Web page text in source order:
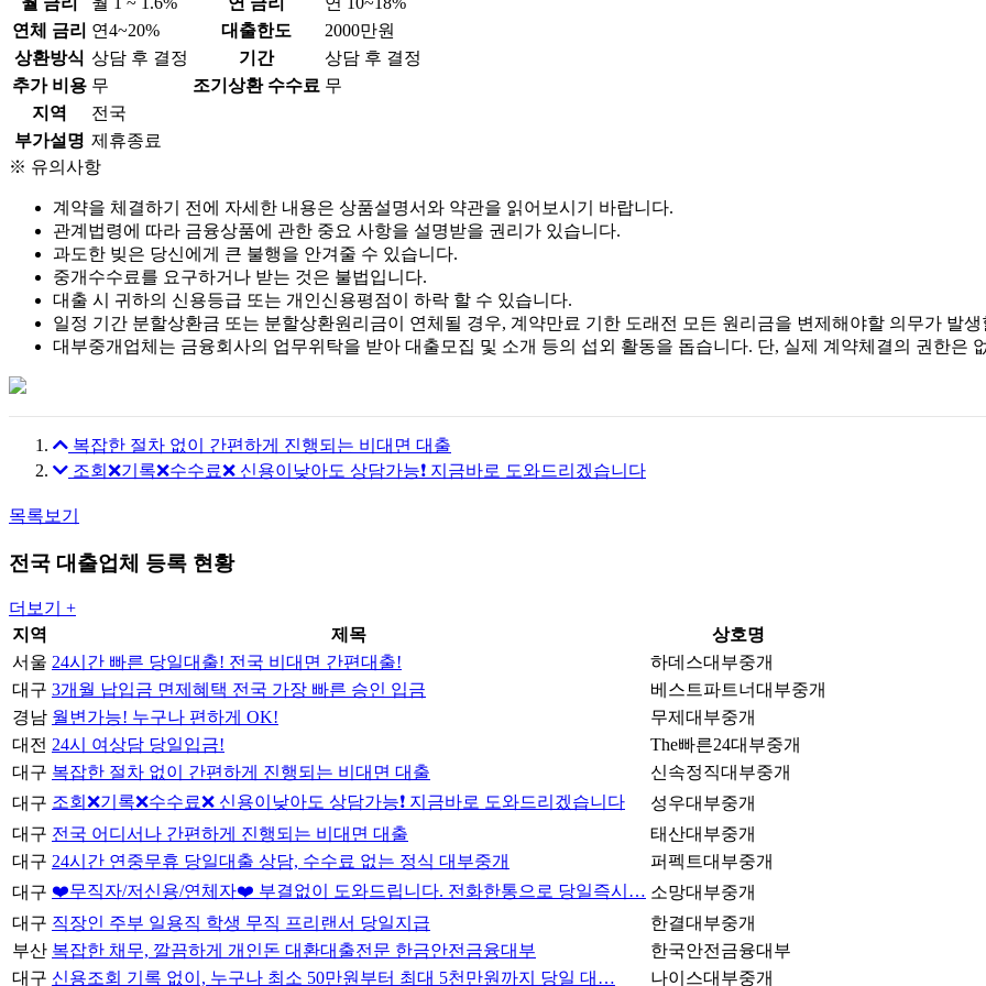
연체 금리 연4~20% 대출한도
2000만원
상환방식 상담 후 결정 기간
상담 후 결정
추가 비용 무 조기상환 수수료 무
지역
전국
부가설명 제휴종료
※ 유의사항
계약을 체결하기 전에 자세한 내용은 상품설명서와 약관을 읽어보시기 바랍니다.
관계법령에 따라 금융상품에 관한 중요 사항을 설명받을 권리가 있습니다.
과도한 빚은 당신에게 큰 불행을 안겨줄 수 있습니다.
중개수수료를 요구하거나 받는 것은 불법입니다.
대출 시 귀하의 신용등급 또는 개인신용평점이 하락 할 수 있습니다.
일정 기간 분할상환금 또는 분할상환원리금이 연체될 경우, 계약만료 기한 도래전 모든 원리금을 변제해야할 의무가 발생
대부중개업체는 금융회사의 업무위탁을 받아 대출모집 및 소개 등의 섭외 활동을 돕습니다. 단, 실제 계약체결의 권한은
복잡한 절차 없이 간편하게 진행되는 비대면 대출
조회❌기록❌수수료❌ 신용이낮아도 상담가능❗ 지금바로 도와드리겠습니다
목록보기
전국 대출업체 등록 현황
더보기 +
지역
제목
상호명
서울 24시간 빠른 당일대출! 전국 비대면 간편대출!
하데스대부중개
대구 3개월 납입금 면제혜택 전국 가장 빠른 승인 입금
베스트파트너대부중개
경남 월변가능! 누구나 편하게 OK!
무제대부중개
대전 24시 여상담 당일입금!
The빠른24대부중개
대구 복잡한 절차 없이 간편하게 진행되는 비대면 대출
신속정직대부중개
대구 조회❌기록❌수수료❌ 신용이낮아도 상담가능❗ 지금바로 도와드리겠습니다
성우대부중개
대구 전국 어디서나 간편하게 진행되는 비대면 대출
태산대부중개
대구 24시간 연중무휴 당일대출 상담, 수수료 없는 정식 대부중개
퍼펙트대부중개
대구 ❤️무직자/저신용/연체자❤️ 부결없이 도와드립니다. 전화한통으로 당일즉시… 소망대부중개
대구 직장인 주부 일용직 학생 무직 프리랜서 당일지급
한결대부중개
부산 복잡한 채무, 깔끔하게 개인돈 대환대출전문 한금안전금융대부
한국안전금융대부
대구 신용조회 기록 없이, 누구나 최소 50만원부터 최대 5천만원까지 당일 대… 나이스대부중개